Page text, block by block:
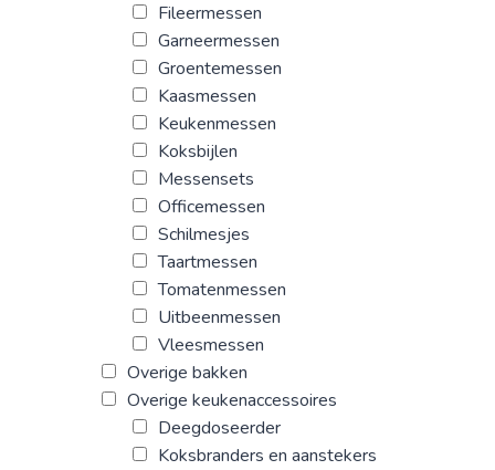
Fileermessen
Garneermessen
Groentemessen
Kaasmessen
Keukenmessen
Koksbijlen
Messensets
Officemessen
Schilmesjes
Taartmessen
Tomatenmessen
Uitbeenmessen
Vleesmessen
Overige bakken
Overige keukenaccessoires
Deegdoseerder
Koksbranders en aanstekers